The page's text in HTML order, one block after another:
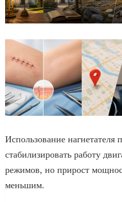
Использование нагнетателя
стабилизировать работу
режимов, но прирост
меньшим.